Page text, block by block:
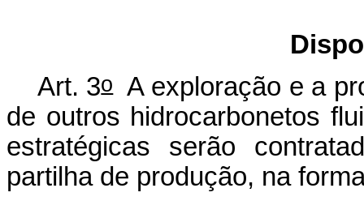
Art. 3oA exploração e a
de outros hidrocarbonetos
estratégicas serão
partilha de produção, na